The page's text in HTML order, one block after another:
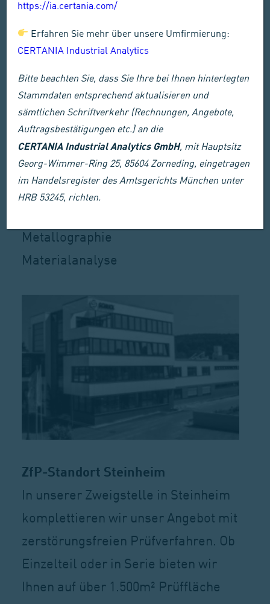
1.400m² sämtliche Metalle auf Ihre
Eigenschaften. Durch das enorme
Spektrum an Prüfverfahren können
wir Sie umfassend bei Ihren
Prüfaufgaben unterstützen.
Unsere Leistungen in Westhausen:
zerstörende Werkstoffprüfung
Metallographie
Materialanalyse
ZfP-Standort Steinheim
In unserer Zweigstelle in Steinheim
komplettieren wir unser Angebot mit
zerstörungsfreien Prüfverfahren. Ob
Einzelteil oder in Serie bieten wir
Ihnen auf über 1.500m² Prüffläche
https://ia.certania.com/
Erfahren Sie mehr über unsere Umfirmierung:
CERTANIA Industrial Analytics
Bitte beachten Sie, dass Sie Ihre bei Ihnen hinterlegten
Stammdaten entsprechend aktualisieren und
sämtlichen Schriftverkehr (Rechnungen, Angebote,
Auftragsbestätigungen etc.) an die
CERTANIA Industrial Analytics GmbH, mit Hauptsitz
Georg-Wimmer-Ring 25, 85604 Zorneding, eingetragen
im Handelsregister des Amtsgerichts München unter
HRB 53245, richten.